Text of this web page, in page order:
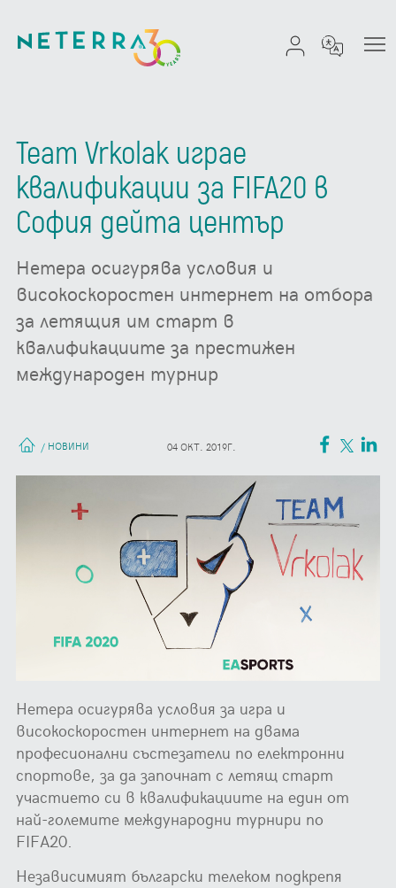
Team Vrkolak играе
квалификации за FIFA20 в
София дейта център
Нетера осигурява условия и
високоскоростен интернет на отбора
за летящия им старт в
квалификациите за престижен
международен турнир
/ НОВИНИ 04 ОКТ. 2019Г.
Нетера осигурява условия за игра и
високоскоростен интернет на двама
професионални състезатели по електронни
спортове, за да започнат с летящ старт
участието си в квалификациите на един от
най-големите международни турнири по
FIFA20.
Независимият български телеком подкрепя